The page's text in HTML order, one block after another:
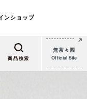
無茶々園
Official Site